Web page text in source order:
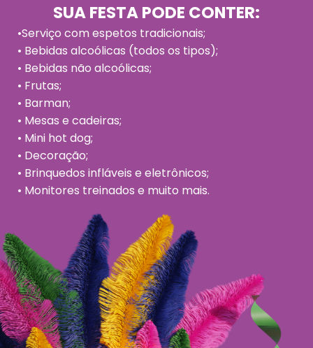
SUA FESTA PODE CONTER:
•Serviço com espetos tradicionais;
• Bebidas alcoólicas (todos os tipos);
• Bebidas não alcoólicas;
• Frutas;
• Barman;
• Mesas e cadeiras;
• Mini hot dog;
• Decoração;
• Brinquedos infláveis e eletrônicos;
• Monitores treinados e muito mais.